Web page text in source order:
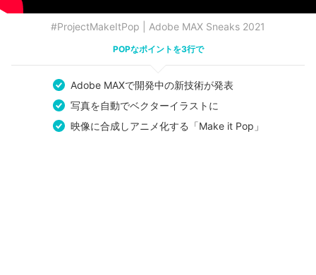
#ProjectMakeItPop | Adobe MAX Sneaks 2021
POPなポイントを3行で
Adobe MAXで開発中の新技術が発表
写真を自動でベクターイラストに
映像に合成しアニメ化する「Make it Pop」